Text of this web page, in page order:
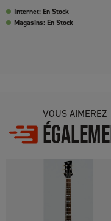
Internet: En Stock
Magasins: En Stock
VOUS AIMEREZ